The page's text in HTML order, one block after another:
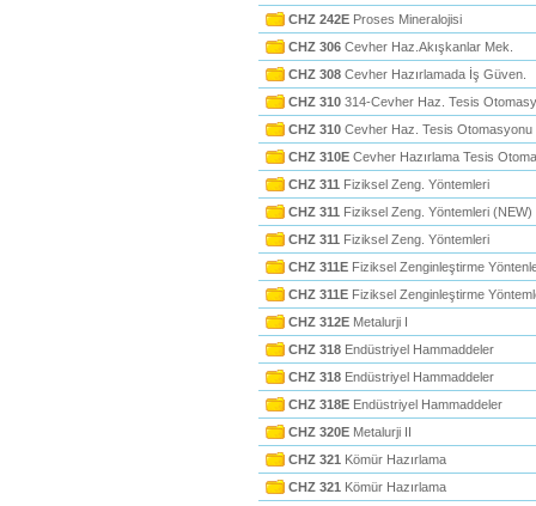
CHZ 242E Proses Mineralojisi
CHZ 306 Cevher Haz.Akışkanlar Mek.
CHZ 308 Cevher Hazırlamada İş Güven.
CHZ 310 314-Cevher Haz. Tesis
CHZ 310 Cevher Haz. Tesis Otomasyonu
CHZ 310E Cevher Hazırlama Tesis
CHZ 311 Fiziksel Zeng. Yöntemleri
CHZ 311 Fiziksel Zeng. Yöntemleri (NEW)
CHZ 311 Fiziksel Zeng. Yöntemleri
CHZ 311E Fiziksel Zenginleştirme
CHZ 311E Fiziksel Zenginleştirme
CHZ 312E Metalurji I
CHZ 318 Endüstriyel Hammaddeler
CHZ 318 Endüstriyel Hammaddeler
CHZ 318E Endüstriyel Hammaddeler
CHZ 320E Metalurji II
CHZ 321 Kömür Hazırlama
CHZ 321 Kömür Hazırlama